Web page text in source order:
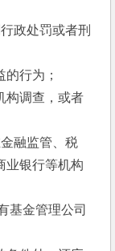
政处罚或者刑
行为；
构调查，或者
融监管、税
业银行等机构
基金管理公司